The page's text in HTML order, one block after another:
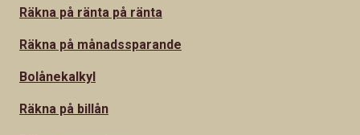
Räkna på ränta på ränta
Räkna på månadssparande
Bolånekalkyl
Räkna på billån